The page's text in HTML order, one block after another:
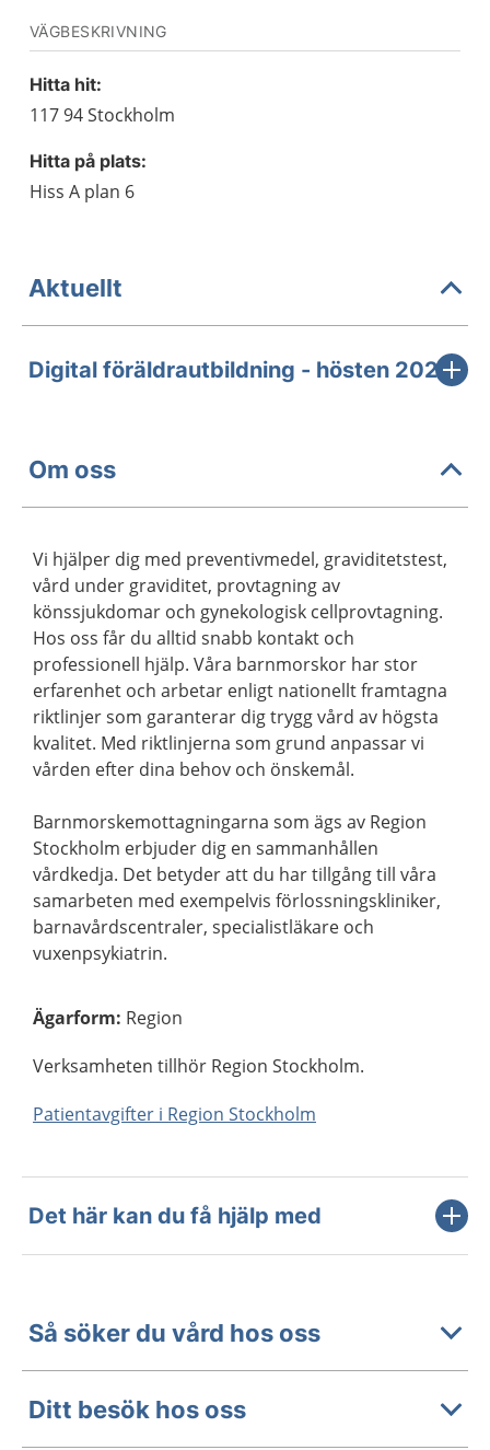
VÄGBESKRIVNING
Hitta hit:
117 94 Stockholm
Hitta på plats:
Hiss A plan 6
Aktuellt
Digital föräldrautbildning - hösten 2026
Om oss
Vi hjälper dig med preventivmedel, graviditetstest,
vård under graviditet, provtagning av
könssjukdomar och gynekologisk cellprovtagning.
Hos oss får du alltid snabb kontakt och
professionell hjälp. Våra barnmorskor har stor
erfarenhet och arbetar enligt nationellt framtagna
riktlinjer som garanterar dig trygg vård av högsta
kvalitet. Med riktlinjerna som grund anpassar vi
vården efter dina behov och önskemål.
Barnmorskemottagningarna som ägs av Region
Stockholm erbjuder dig en sammanhållen
vårdkedja. Det betyder att du har tillgång till våra
samarbeten med exempelvis förlossningskliniker,
barnavårdscentraler, specialistläkare och
vuxenpsykiatrin.
Ägarform: Region
Verksamheten tillhör Region Stockholm.
Patientavgifter i Region Stockholm
Det här kan du få hjälp med
Så söker du vård hos oss
Ditt besök hos oss